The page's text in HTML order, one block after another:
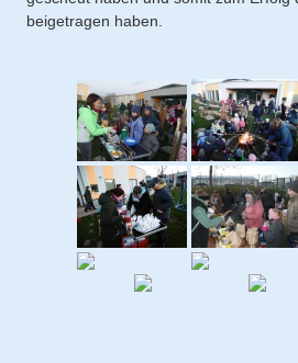
beigetragen haben.